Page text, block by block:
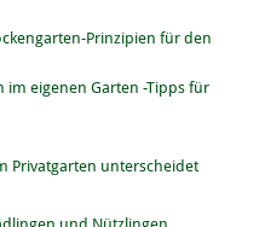
Prinzipien für den
im eigenen Garten -Tipps für
Privatgarten unterscheidet